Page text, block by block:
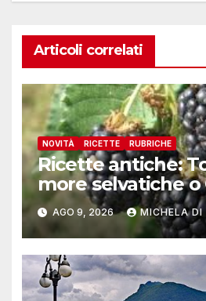
Articoli correlati
NOVITÀ RICETTE RUBRICHE
Ricette antiche:
more selvatiche o
mȗres sauvages
AGO 9, 2026 MICHELA DI